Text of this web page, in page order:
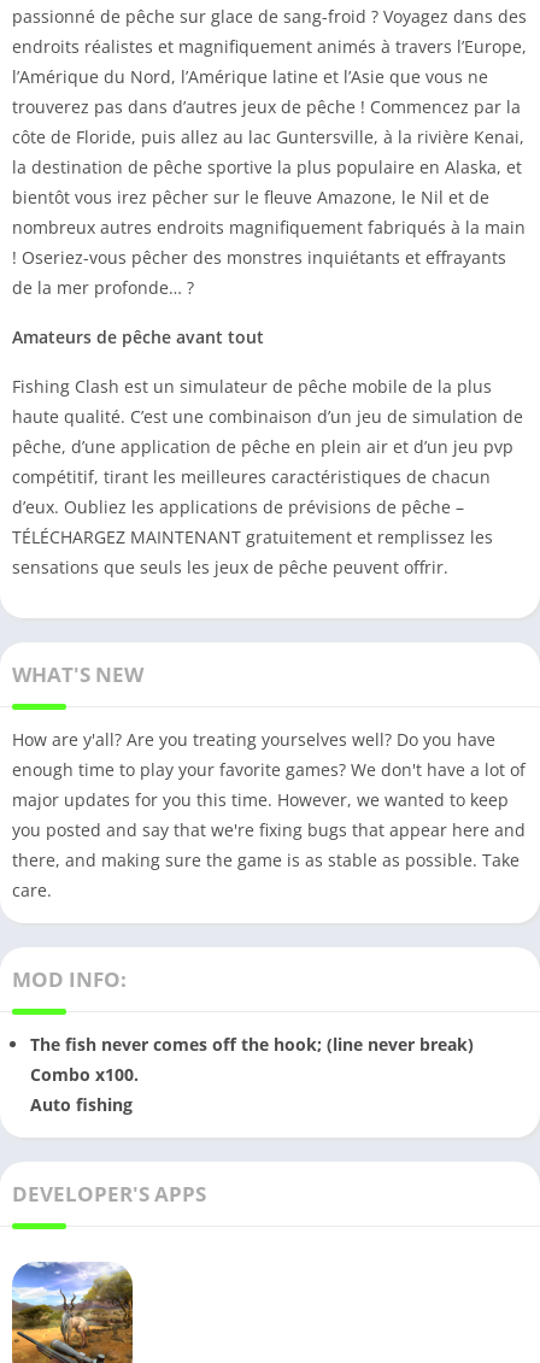
passionné de pêche sur glace de sang-froid ? Voyagez dans des
endroits réalistes et magnifiquement animés à travers l’Europe,
l’Amérique du Nord, l’Amérique latine et l’Asie que vous ne
trouverez pas dans d’autres jeux de pêche ! Commencez par la
côte de Floride, puis allez au lac Guntersville, à la rivière Kenai,
la destination de pêche sportive la plus populaire en Alaska, et
bientôt vous irez pêcher sur le fleuve Amazone, le Nil et de
nombreux autres endroits magnifiquement fabriqués à la main
! Oseriez-vous pêcher des monstres inquiétants et effrayants
de la mer profonde… ?
Amateurs de pêche avant tout
Fishing Clash est un simulateur de pêche mobile de la plus
haute qualité. C’est une combinaison d’un jeu de simulation de
pêche, d’une application de pêche en plein air et d’un jeu pvp
compétitif, tirant les meilleures caractéristiques de chacun
d’eux. Oubliez les applications de prévisions de pêche –
TÉLÉCHARGEZ MAINTENANT gratuitement et remplissez les
sensations que seuls les jeux de pêche peuvent offrir.
WHAT'S NEW
How are y'all? Are you treating yourselves well? Do you have
enough time to play your favorite games? We don't have a lot of
major updates for you this time. However, we wanted to keep
you posted and say that we're fixing bugs that appear here and
there, and making sure the game is as stable as possible. Take
care.
MOD INFO:
The fish never comes off the hook; (line never break)
Combo x100.
Auto fishing
DEVELOPER'S APPS